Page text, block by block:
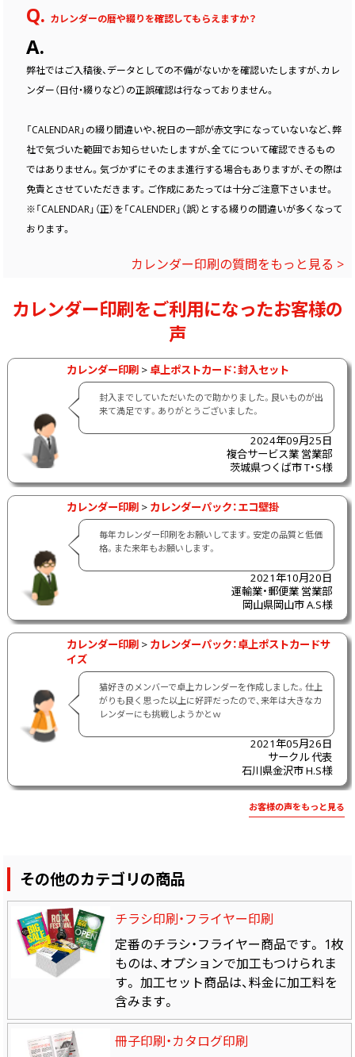
Q. カレンダーの暦や綴りを確認してもらえますか？
A.
弊社ではご入稿後、データとしての不備がないかを確認いたしますが、カレ
ンダー（日付・綴りなど）の正誤確認は行なっておりません。
「CALENDAR」の綴り間違いや、祝日の一部が赤文字になっていないなど、弊
社で気づいた範囲でお知らせいたしますが、全てについて確認できるもの
ではありません。気づかずにそのまま進行する場合もありますが、その際は
免責とさせていただきます。ご作成にあたっては十分ご注意下さいませ。
※「CALENDAR」（正）を「CALENDER」（誤）とする綴りの間違いが多くなって
おります。
カレンダー印刷の質問をもっと見る >
カレンダー印刷をご利用になったお客様の
声
カレンダー印刷 >卓上ポストカード：封入セット
封入までしていただいたので助かりました。良いものが出
来て満足です。ありがとうございました。
2024年09月25日
複合サービス業 営業部
茨城県つくば市 T・S様
カレンダー印刷 > カレンダーパック：エコ壁掛
毎年カレンダー印刷をお願いしてます。安定の品質と低価
格。また来年もお願いします。
2021年10月20日
運輸業・郵便業 営業部
岡山県岡山市 A.S様
カレンダー印刷 > カレンダーパック：卓上ポストカードサ
イズ
猫好きのメンバーで卓上カレンダーを作成しました。仕上
がりも良く思った以上に好評だったので、来年は大きなカ
レンダーにも挑戦しようかとｗ
2021年05月26日
サークル 代表
石川県金沢市 H.S様
お客様の声をもっと見る
その他のカテゴリの商品
チラシ印刷・フライヤー印刷
定番のチラシ・フライヤー商品です。 1枚
ものは、オプションで加工もつけられま
す。 加工セット商品は、料金に加工料を
含みます。
冊子印刷・カタログ印刷